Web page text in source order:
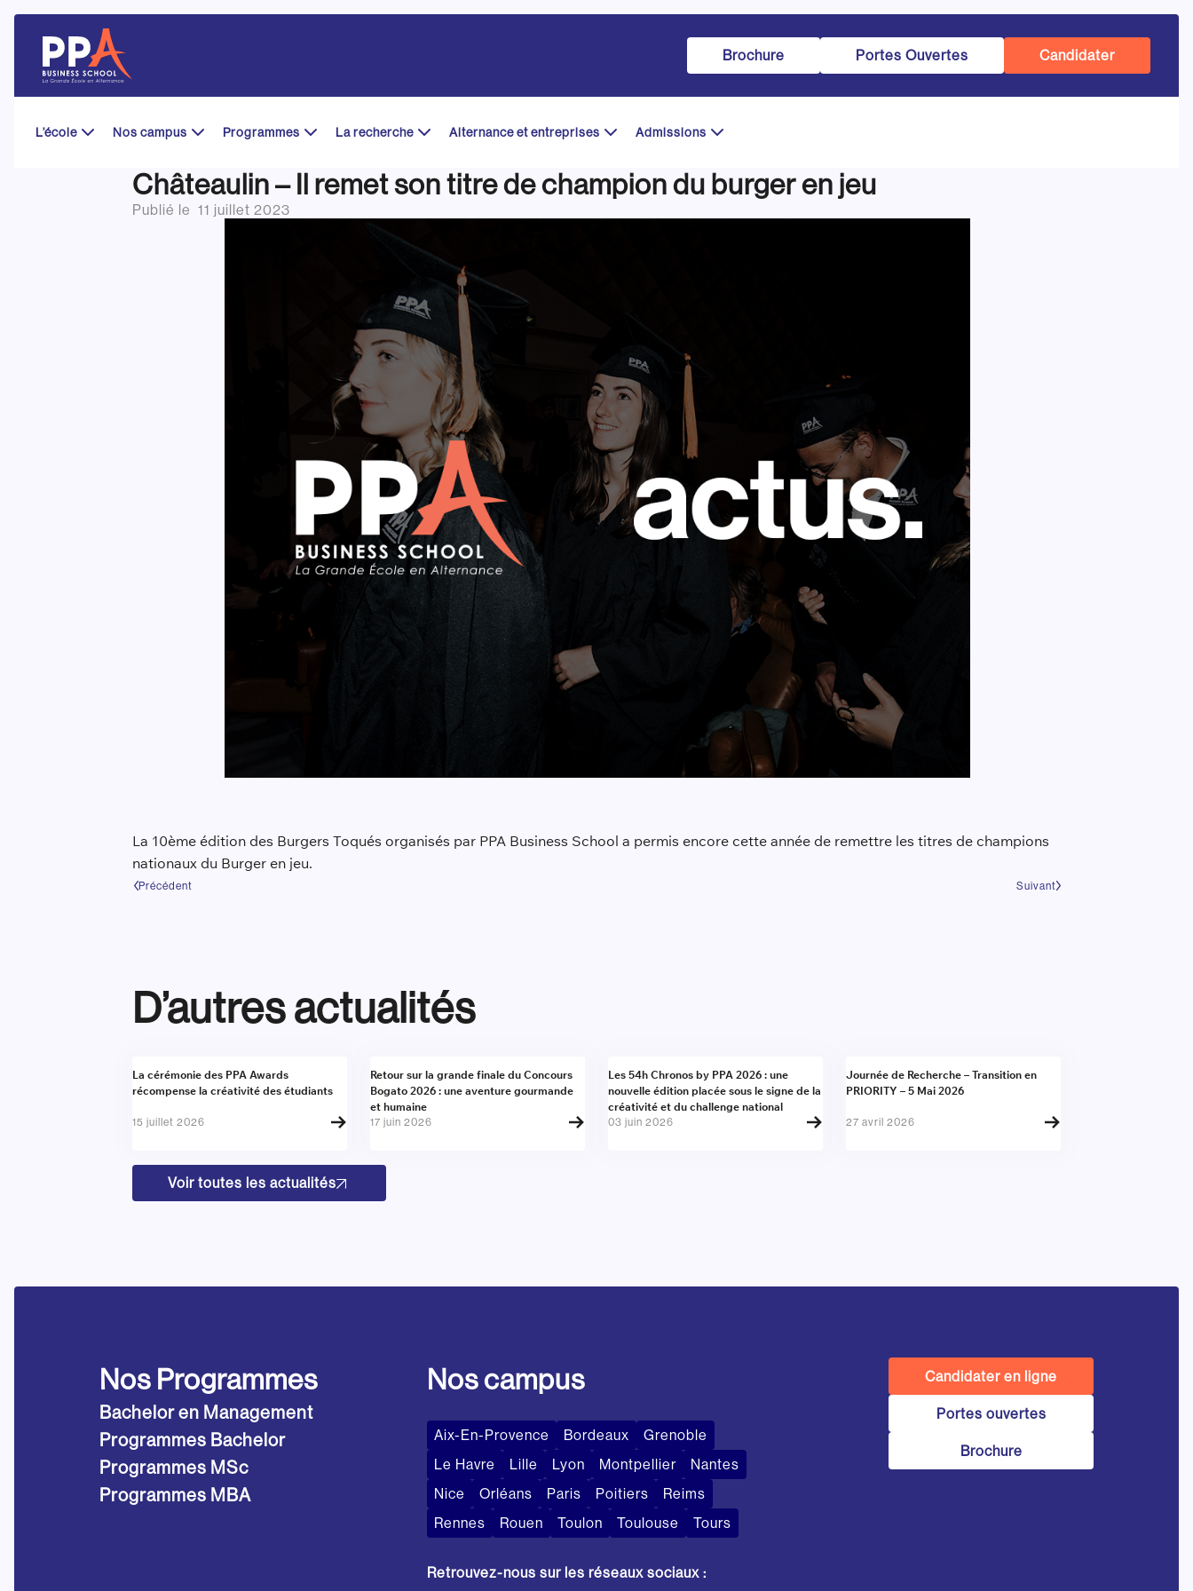
content
Brochure Portes Ouvertes Candidater
L’école Nos campus Programmes La recherche Alternance et entreprises Admissions
Châteaulin – Il remet son titre de champion du burger en jeu
Publié le11 juillet 2023
La 10ème édition des Burgers Toqués organisés par PPA Business School a permis encore cette année de remettre les titres de champions
nationaux du Burger en jeu.
Précédent Suivant
D’autres actualités
Actualité
La cérémonie des PPA Awards
récompense la créativité des étudiants
15 juillet 2026
Actualité
Retour sur la grande finale du Concours
Bogato 2026 : une aventure gourmande
et humaine
17 juin 2026
Actualité
Les 54h Chronos by PPA 2026 : une
nouvelle édition placée sous le signe de la
créativité et du challenge national
03 juin 2026
Actualité
Journée de Recherche – Transition en
PRIORITY – 5 Mai 2026
27 avril 2026
Voir toutes les actualités
Nos Programmes
Bachelor en Management
Programmes Bachelor
Programmes MSc
Programmes MBA
Nos campus
Aix-En-Provence Bordeaux
Grenoble
Le Havre
Lille Lyon Montpellier
Nantes
Nice
Orléans Paris Poitiers
Reims
Rennes
Rouen Toulon Toulouse Tours
Retrouvez-nous sur les réseaux sociaux :
Candidater en ligne
Portes ouvertes
Brochure